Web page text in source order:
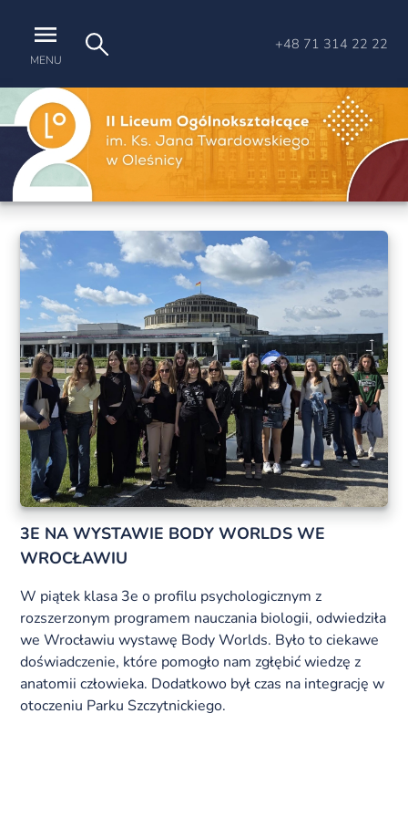
MENU
+48 71 314 22 22
3E NA WYSTAWIE BODY WORLDS WE
WROCŁAWIU
W piątek klasa 3e o profilu psychologicznym z
rozszerzonym programem nauczania biologii, odwiedziła
we Wrocławiu wystawę Body Worlds. Było to ciekawe
doświadczenie, które pomogło nam zgłębić wiedzę z
anatomii człowieka. Dodatkowo był czas na integrację w
otoczeniu Parku Szczytnickiego.